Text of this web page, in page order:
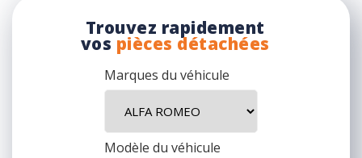
Trouvez rapidement
vos pièces détachées
Marques du véhicule
Modèle du véhicule